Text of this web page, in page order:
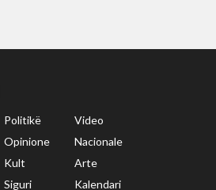
Politikë
Video
Opinione
Nacionale
Kult
Arte
Siguri Kalendari